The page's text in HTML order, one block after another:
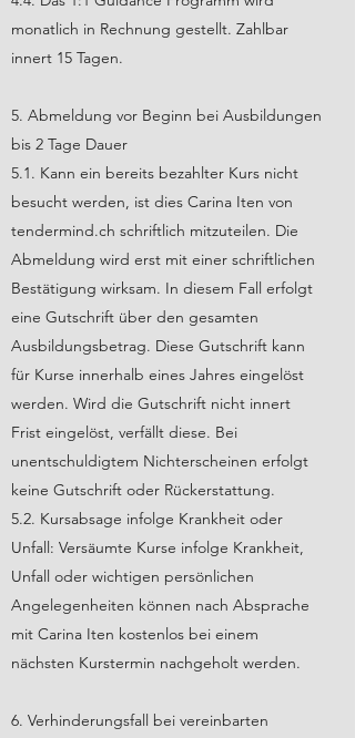
monatlich in Rechnung gestellt. Zahlbar
innert 15 Tagen.
5. Abmeldung vor Beginn bei Ausbildungen
bis 2 Tage Dauer
5.1. Kann ein bereits bezahlter Kurs nicht
besucht werden, ist dies Carina Iten von
tendermind.ch schriftlich mitzuteilen. Die
Abmeldung wird erst mit einer schriftlichen
Bestätigung wirksam. In diesem Fall erfolgt
eine Gutschrift über den gesamten
Ausbildungsbetrag. Diese Gutschrift kann
für Kurse innerhalb eines Jahres eingelöst
werden. Wird die Gutschrift nicht innert
Frist eingelöst, verfällt diese. Bei
unentschuldigtem Nichterscheinen erfolgt
keine Gutschrift oder Rückerstattung.
5.2. Kursabsage infolge Krankheit oder
Unfall: Versäumte Kurse infolge Krankheit,
Unfall oder wichtigen persönlichen
Angelegenheiten können nach Absprache
mit Carina Iten kostenlos bei einem
nächsten Kurstermin nachgeholt werden.
6. Verhinderungsfall bei vereinbarten